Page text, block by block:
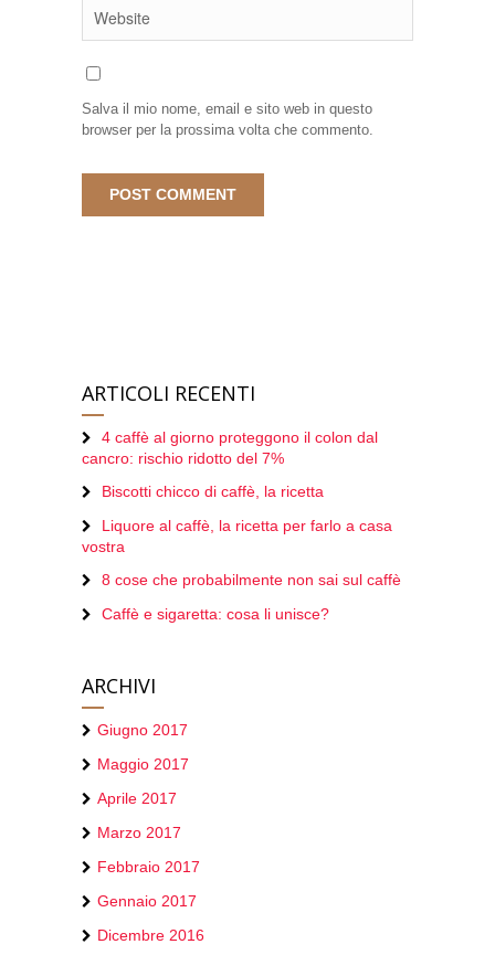
Salva il mio nome, email e sito web in questo
browser per la prossima volta che commento.
ARTICOLI RECENTI
4 caffè al giorno proteggono il colon dal
cancro: rischio ridotto del 7%
Biscotti chicco di caffè, la ricetta
Liquore al caffè, la ricetta per farlo a casa
vostra
8 cose che probabilmente non sai sul caffè
Caffè e sigaretta: cosa li unisce?
ARCHIVI
Giugno 2017
Maggio 2017
Aprile 2017
Marzo 2017
Febbraio 2017
Gennaio 2017
Dicembre 2016